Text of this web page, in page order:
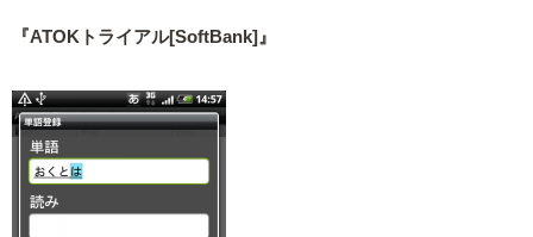
『ATOKトライアル[SoftBank]』